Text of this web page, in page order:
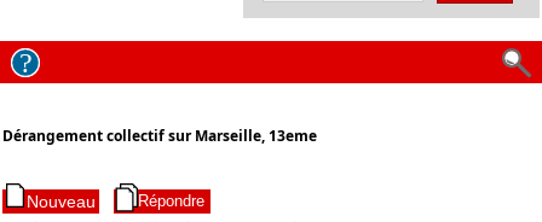
Dérangement collectif sur Marseille, 13eme